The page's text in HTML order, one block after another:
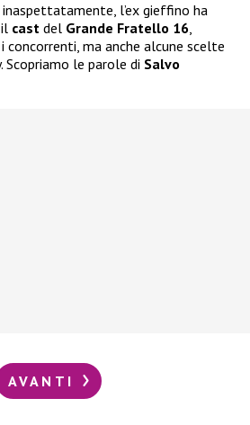
l’ex gieffino ha
cast del Grande Fratello 16,
concorrenti, ma anche alcune scelte
Scopriamo le parole di Salvo
AVANTI